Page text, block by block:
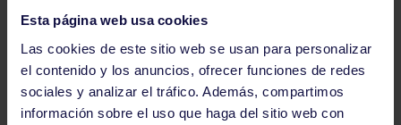
Esta página web usa cookies
Las cookies de este sitio web se usan para personalizar
el contenido y los anuncios, ofrecer funciones de redes
sociales y analizar el tráfico. Además, compartimos
información sobre el uso que haga del sitio web con